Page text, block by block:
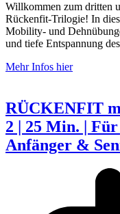
Willkommen zum dritten
Rückenfit-Trilogie! In
Mobility- und
und tiefe Entspannung
Mehr Infos hier
RÜCKENFIT
2 | 25 Min. |
Anfänger &